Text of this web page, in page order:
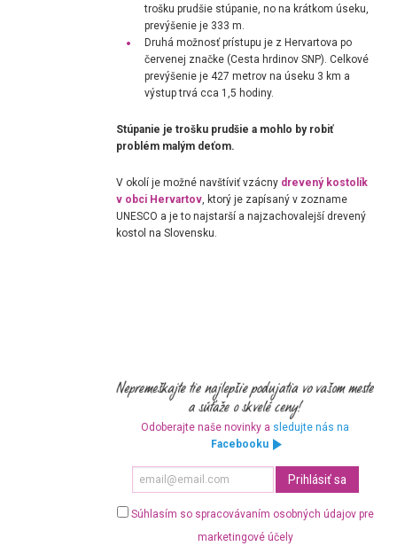
trošku prudšie stúpanie, no na krátkom úseku,
prevýšenie je 333 m.
Druhá možnosť prístupu je z Hervartova po
červenej značke (Cesta hrdinov SNP). Celkové
prevýšenie je 427 metrov na úseku 3 km a
výstup trvá cca 1,5 hodiny.
Stúpanie je trošku prudšie a mohlo by robiť
problém malým deťom.
V okolí je možné navštíviť vzácny drevený kostolík
v obci Hervartov, ktorý je zapísaný v zozname
UNESCO a je to najstarší a najzachovalejší drevený
kostol na Slovensku.
Odoberajte naše novinky a sledujte nás na
Facebooku
Súhlasím so spracovávaním osobných údajov pre
marketingové účely